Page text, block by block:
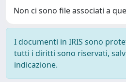
Non ci sono file associati a
I documenti in IRIS sono
tutti i diritti sono riservati,
indicazione.